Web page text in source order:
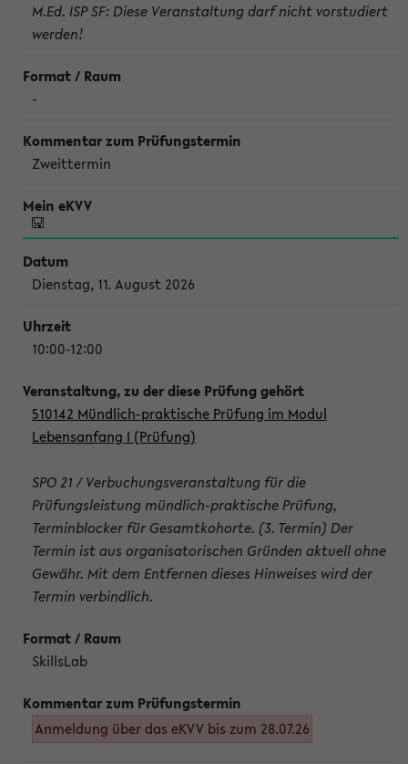
M.Ed. ISP SF: Diese Veranstaltung darf nicht vorstudiert
werden!
-
Zweittermin
Dienstag, 11. August 2026
10:00-12:00
510142 Mündlich-praktische Prüfung im Modul
Lebensanfang I (Prüfung)
SPO 21 / Verbuchungsveranstaltung für die
Prüfungsleistung mündlich-praktische Prüfung,
Terminblocker für Gesamtkohorte. (3. Termin) Der
Termin ist aus organisatorischen Gründen aktuell ohne
Gewähr. Mit dem Entfernen dieses Hinweises wird der
Termin verbindlich.
SkillsLab
Anmeldung über das eKVV bis zum 28.07.26